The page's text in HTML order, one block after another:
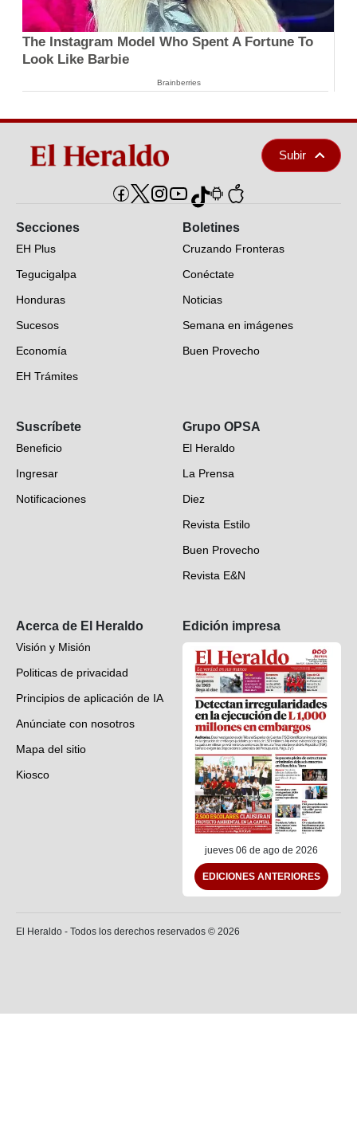
The Instagram Model Who Spent A Fortune To
Look Like Barbie
Brainberries
Subir
Secciones
EH Plus
Tegucigalpa
Honduras
Sucesos
Economía
EH Trámites
EH Verifica
Fotogalerías
Deportes
Videos
Boletines
Cruzando Fronteras
Conéctate
Noticias
Semana en imágenes
Buen Provecho
Suscríbete
Beneficio
Ingresar
Notificaciones
Grupo OPSA
El Heraldo
La Prensa
Diez
Revista Estilo
Buen Provecho
Revista E&N
Acerca de El Heraldo
Visión y Misión
Politicas de privacidad
Principios de aplicación de IA
Anúnciate con nosotros
Mapa del sitio
Kiosco
Edición impresa
jueves 06 de ago de 2026
EDICIONES ANTERIORES
El Heraldo - Todos los derechos reservados © 2026